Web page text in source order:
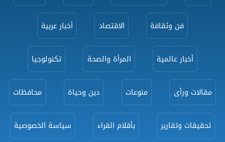
فن وثقافة الاقتصاد أخبار عربية
أخبار عالمية المرأة والصحة تكنولوجيا
مقالات ورأى منوعات دين وحياة محافظات
تحقيقات وتقارير بأقلام القراء سياسة الخصوصية